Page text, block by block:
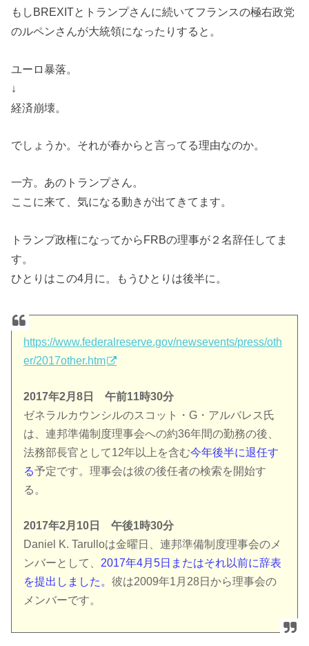
もしBREXITとトランプさんに続いてフランスの極右政党
のルペンさんが大統領になったりすると。
ユーロ暴落。
↓
経済崩壊。
でしょうか。それが春からと言ってる理由なのか。
一方。あのトランプさん。
ここに来て、気になる動きが出てきてます。
トランプ政権になってからFRBの理事が２名辞任してま
す。
ひとりはこの4月に。もうひとりは後半に。
https://www.federalreserve.gov/newsevents/press/oth
er/2017other.htm
2017年2月8日 午前11時30分
ゼネラルカウンシルのスコット・G・アルバレス氏
は、連邦準備制度理事会への約36年間の勤務の後、
法務部長官として12年以上を含む今年後半に退任す
る予定です。理事会は彼の後任者の検索を開始す
る。
2017年2月10日 午後1時30分
Daniel K. Tarulloは金曜日、連邦準備制度理事会のメ
ンバーとして、 2017年4月5日またはそれ以前に辞表
を提出しました。彼は2009年1月28日から理事会の
メンバーです。